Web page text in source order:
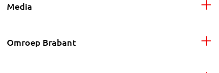
Media
Omroep Brabant